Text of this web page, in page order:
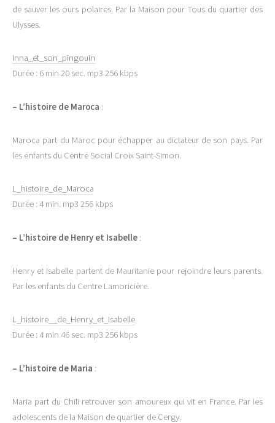
de sauver les ours polaires. Par la Maison pour Tous du quartier des
Ulysses.
Inna_et_son_pingouin
Durée : 6 min 20 sec. mp3 256 kbps
– L’histoire de Maroca :
Maroca part du Maroc pour échapper au dictateur de son pays. Par
les enfants du Centre Social Croix Saint-Simon.
L_histoire_de_Maroca
Durée : 4 min. mp3 256 kbps
– L’histoire de Henry et Isabelle :
Henry et Isabelle partent de Mauritanie pour rejoindre leurs parents.
Par les enfants du Centre Lamoricière.
L_histoire__de_Henry_et_Isabelle
Durée : 4 min 46 sec. mp3 256 kbps
– L’histoire de Maria :
Maria part du Chili retrouver son amoureux qui vit en France. Par les
adolescents de la Maison de quartier de Cergy.